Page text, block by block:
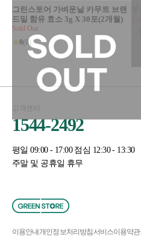
그린스토어 가벼운날 카무트 브랜
드밀 함유 효소 3g X 30포(2개월)
Sold Out
★0(0)
고객센터
1544-2492
평일 09:00 - 17:00 점심 12:30 - 13:30
주말 및 공휴일 휴무
이용안내개인정보처리방침 서비스이용약관